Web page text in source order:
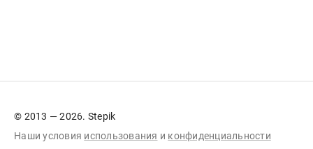
© 2013 — 2026. Stepik
Наши условия использования и конфиденциальности